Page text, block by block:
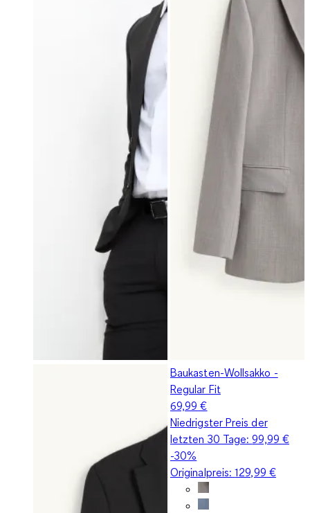
Baukasten-Wollsakko -
Regular Fit
69,99 €
Niedrigster Preis der
letzten 30 Tage:99,99 €
-30%
Originalpreis:129,99 €